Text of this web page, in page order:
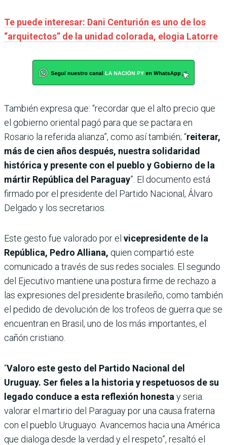
Te puede interesar: Dani Centurión es uno de los
“arquitectos” de la unidad colorada, elogia Latorre
También expresa que: “recordar que el alto precio que
el gobierno oriental pagó para que se pactara en
Rosario la referida alianza”, como así también; “reiterar,
más de cien años después, nuestra solidaridad
histórica y presente con el pueblo y Gobierno de la
mártir República del Paraguay”. El documento está
firmado por el presidente del Partido Nacional, Álvaro
Delgado y los secretarios.
Este gesto fue valorado por el vicepresidente de la
República, Pedro Alliana, quien compartió este
comunicado a través de sus redes sociales. El segundo
del Ejecutivo mantiene una postura firme de rechazo a
las expresiones del presidente brasileño, como también
el pedido de devolución de los trofeos de guerra que se
encuentran en Brasil, uno de los más importantes, el
cañón cristiano.
“Valoro este gesto del Partido Nacional del
Uruguay. Ser fieles a la historia y respetuosos de su
legado conduce a esta reflexión honesta y seria:
valorar el martirio del Paraguay por una causa fraterna
con el pueblo Uruguayo. Avancemos hacia una América
que dialoga desde la verdad y el respeto”, resaltó el